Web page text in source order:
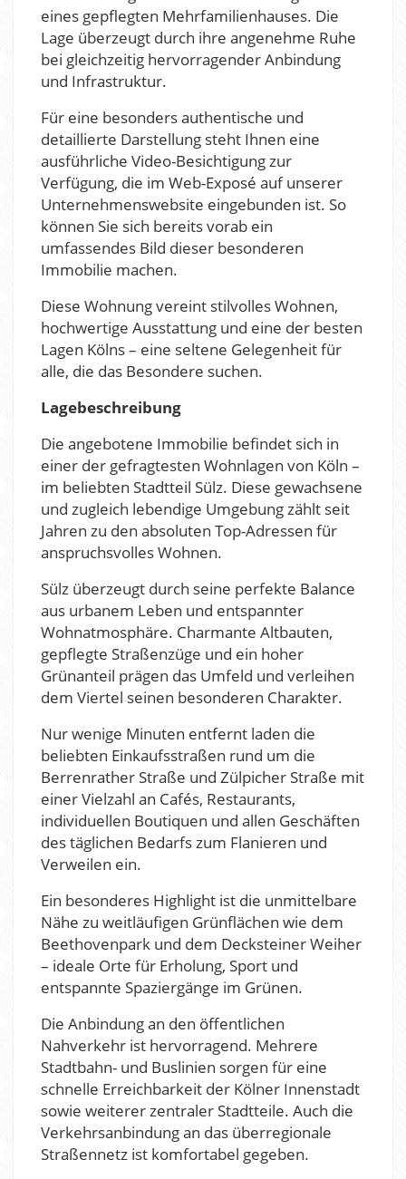
eines gepflegten Mehrfamilienhauses. Die
Lage überzeugt durch ihre angenehme Ruhe
bei gleichzeitig hervorragender Anbindung
und Infrastruktur.
Für eine besonders authentische und
detaillierte Darstellung steht Ihnen eine
ausführliche Video-Besichtigung zur
Verfügung, die im Web-Exposé auf unserer
Unternehmenswebsite eingebunden ist. So
können Sie sich bereits vorab ein
umfassendes Bild dieser besonderen
Immobilie machen.
Diese Wohnung vereint stilvolles Wohnen,
hochwertige Ausstattung und eine der besten
Lagen Kölns – eine seltene Gelegenheit für
alle, die das Besondere suchen.
Lagebeschreibung
Die angebotene Immobilie befindet sich in
einer der gefragtesten Wohnlagen von Köln –
im beliebten Stadtteil Sülz. Diese gewachsene
und zugleich lebendige Umgebung zählt seit
Jahren zu den absoluten Top-Adressen für
anspruchsvolles Wohnen.
Sülz überzeugt durch seine perfekte Balance
aus urbanem Leben und entspannter
Wohnatmosphäre. Charmante Altbauten,
gepflegte Straßenzüge und ein hoher
Grünanteil prägen das Umfeld und verleihen
dem Viertel seinen besonderen Charakter.
Nur wenige Minuten entfernt laden die
beliebten Einkaufsstraßen rund um die
Berrenrather Straße und Zülpicher Straße mit
einer Vielzahl an Cafés, Restaurants,
individuellen Boutiquen und allen Geschäften
des täglichen Bedarfs zum Flanieren und
Verweilen ein.
Ein besonderes Highlight ist die unmittelbare
Nähe zu weitläufigen Grünflächen wie dem
Beethovenpark und dem Decksteiner Weiher
– ideale Orte für Erholung, Sport und
entspannte Spaziergänge im Grünen.
Die Anbindung an den öffentlichen
Nahverkehr ist hervorragend. Mehrere
Stadtbahn- und Buslinien sorgen für eine
schnelle Erreichbarkeit der Kölner Innenstadt
sowie weiterer zentraler Stadtteile. Auch die
Verkehrsanbindung an das überregionale
Straßennetz ist komfortabel gegeben.